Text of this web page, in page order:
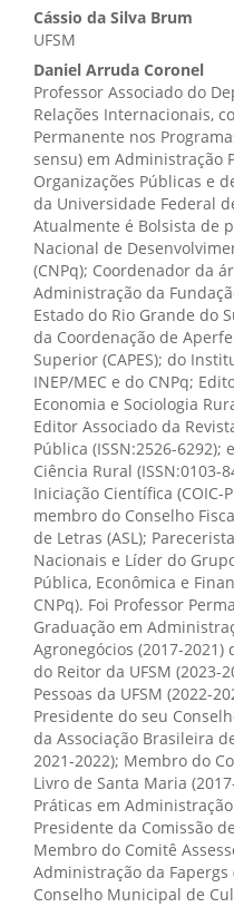
Conteúdo
do
artigo
principal
Cássio da Silva Brum
UFSM
Daniel Arruda Coronel
Professor Associado do
Relações Internacionais,
Permanente nos
sensu) em Administração
Organizações Públicas e
da Universidade Federal
Atualmente é Bolsista de
Nacional de
(CNPq); Coordenador da
Administração da
Estado do Rio Grande do
da Coordenação de
Superior (CAPES); do
INEP/MEC e do CNPq;
Economia e Sociologia
Editor Associado da
Pública (ISSN:2526-
Ciência Rural (ISSN:0103-
Iniciação Científica (COIC-
membro do Conselho
de Letras (ASL);
Nacionais e Líder do
Pública, Econômica e
CNPq). Foi Professor
Graduação em
Agronegócios (2017-2021)
do Reitor da UFSM (2023-
Pessoas da UFSM (2022-
Presidente do seu
da Associação Brasileira
2021-2022); Membro do
Livro de Santa Maria
Práticas em
Presidente da Comissão
Membro do Comitê
Administração da Fapergs
Conselho Municipal de